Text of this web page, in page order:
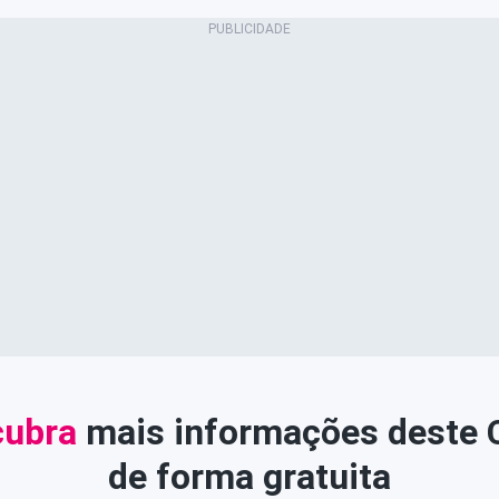
mais informações deste
de forma gratuita